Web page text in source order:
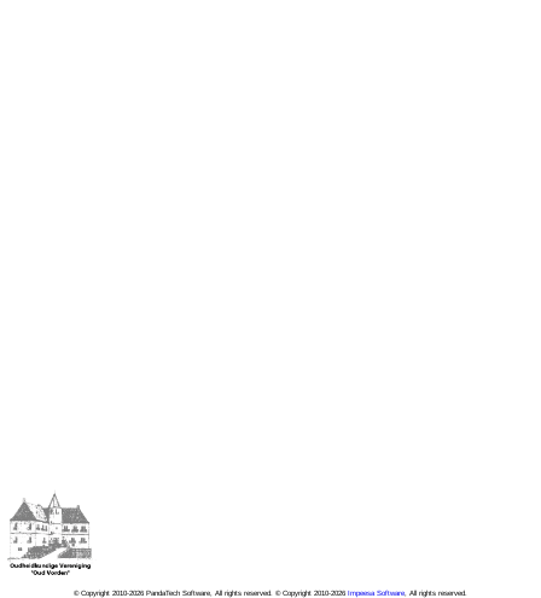
© Copyright 2010-2026 PandaTech Software, All rights reserved. © Copyright 2010-2026 Impeesa Software, All rights reserved.